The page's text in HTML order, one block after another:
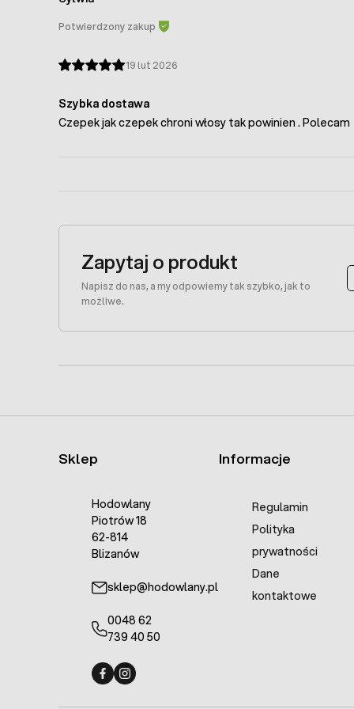
Potwierdzony zakup
19 lut 2026
Szybka dostawa
Czepek jak czepek chroni włosy tak powinien . Polecam
Zapytaj o produkt
Napisz do nas, a my odpowiemy tak szybko, jak to
możliwe.
Sklep
Hodowlany
Piotrów 18
62-814
Blizanów
sklep@hodowlany.pl
0048 62
739 40 50
Informacje
Regulamin
Polityka
prywatności
Dane
kontaktowe